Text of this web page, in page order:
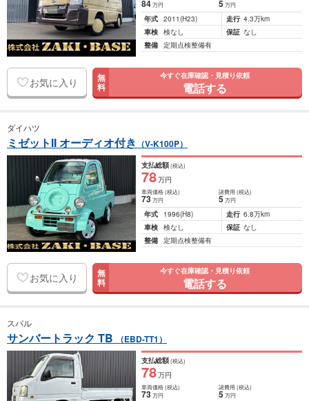
84万円 5 万円
年式 2011(H23) 走行 4.3万km
車検 検なし 保証 なし
整備 定期点検整備有
お気に入り 無
料
今すぐ在庫確認・見積り依頼
電話する
ダイハツ
ミゼットII オーディオ付き （V-K100P）
支払総額(税込)
78万円
車両価格(税込)
73万円
諸費用 (税込)
5 万円
年式 1996(H8) 走行 6.8万km
車検 検なし 保証 なし
整備 定期点検整備有
お気に入り 無
料
今すぐ在庫確認・見積り依頼
電話する
スバル
サンバートラック TB （EBD-TT1）
支払総額(税込)
78万円
車両価格(税込)
73万円
諸費用 (税込)
5 万円